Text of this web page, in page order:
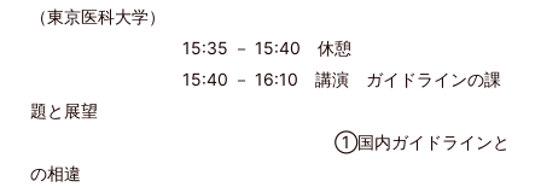
（東京医科大学）
15:35 － 15:40 休憩
15:40 － 16:10 講演 ガイドラインの課
題と展望
①国内ガイドラインと
の相違